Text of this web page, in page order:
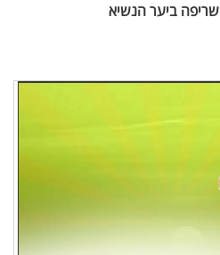
שריפה ביער הנשיא